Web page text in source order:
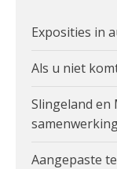
Exposities in
Als u niet
Slingeland en
Aangepaste